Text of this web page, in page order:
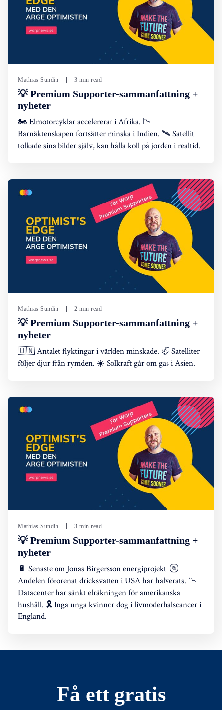
Mathias Sundin 3 min read
💡 Premium Supporter-sammanfattning +
nyheter
🏍️ Elmotorcyklar accelererar i Afrika. 📉
Barnäktenskapen fortsätter minska i Indien. 🛰️ Satellit
tolkade sina bilder själv, kan hålla koll på jorden i realtid.
Mathias Sundin 2 min read
💡 Premium Supporter-sammanfattning +
nyheter
🇺🇳 Antalet flyktingar i världen minskade. 🦏 Satelliter
följer djur från rymden. ☀️ Solkraft går om gas i Asien.
Mathias Sundin 3 min read
💡 Premium Supporter-sammanfattning +
nyheter
🔋 Senaste om Jonas Birgersson energiprojekt. 🚰
Andelen förorenat dricksvatten i USA har halverats. 📉
Datacenter har sänkt elräkningen för amerikanska
hushåll. 🎗️ Inga unga kvinnor dog i livmoderhalscancer i
England.
Få ett gratis